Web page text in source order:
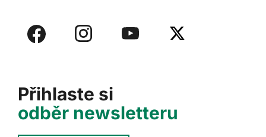
Přihlaste si
odběr newsletteru